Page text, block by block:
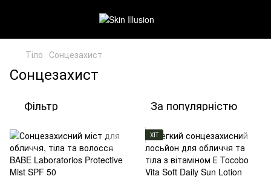
Тіло Сонцезахист
Сонцезахист
Фільтр За популярністю
ХІТ